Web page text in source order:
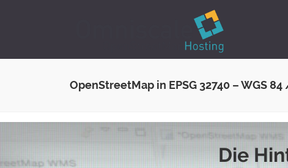
OpenStreetMap in EPSG 32740 – WGS
Die